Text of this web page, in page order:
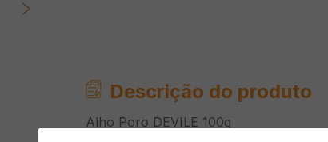
Descrição do produto
Alho Poro DEVILE 100g